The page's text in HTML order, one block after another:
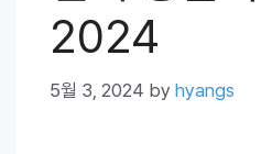
2024
5월 3, 2024 by hyangs